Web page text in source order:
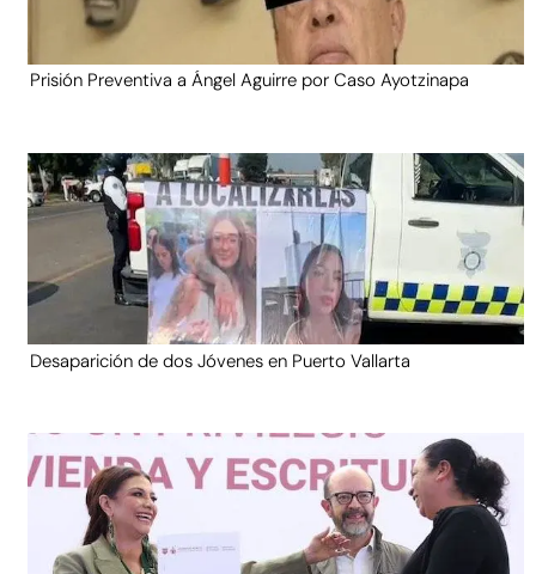
Prisión Preventiva a Ángel Aguirre por Caso Ayotzinapa
Desaparición de dos Jóvenes en Puerto Vallarta